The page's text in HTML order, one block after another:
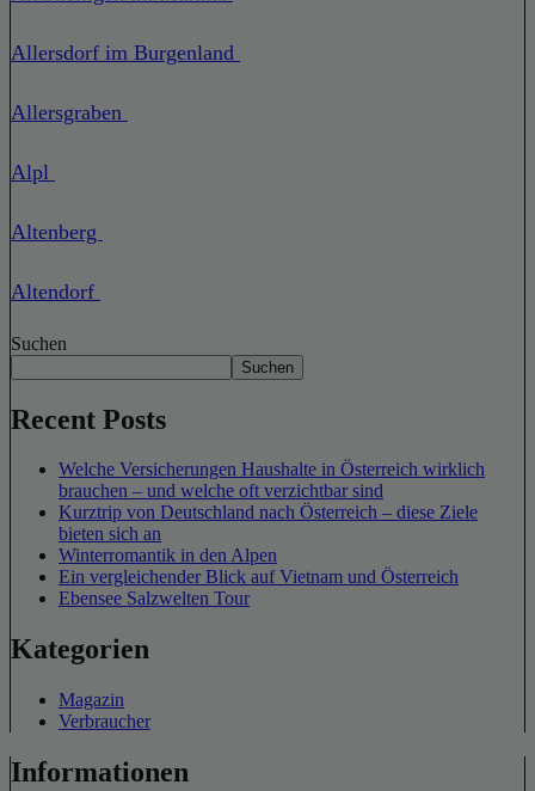
Allersdorf im Burgenland
Allersgraben
Alpl
Altenberg
Altendorf
Suchen
Suchen
Recent Posts
Welche Versicherungen Haushalte in Österreich wirklich
brauchen – und welche oft verzichtbar sind
Kurztrip von Deutschland nach Österreich – diese Ziele
bieten sich an
Winterromantik in den Alpen
Ein vergleichender Blick auf Vietnam und Österreich
Ebensee Salzwelten Tour
Kategorien
Magazin
Verbraucher
Informationen